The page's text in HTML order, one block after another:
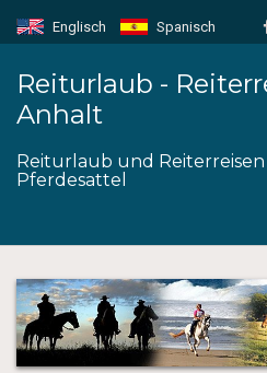
Englisch Spanisch
Reiturlaub -
Anhalt
Reiturlaub und
Pferdesattel